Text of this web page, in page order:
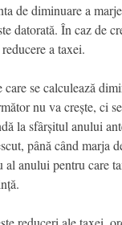
de diminuare a
datorată. În caz de
a taxei.
se calculează
nu va crește, ci
la sfârșitul anului
până când marja
al anului pentru care